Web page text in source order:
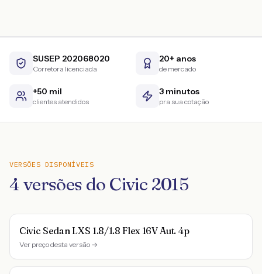
SUSEP 202068020
Corretora licenciada
20+ anos
de mercado
+50 mil
clientes atendidos
3 minutos
pra sua cotação
VERSÕES DISPONÍVEIS
4versões do Civic 2015
Civic Sedan LXS 1.8/1.8 Flex 16V Aut. 4p
Ver preço desta versão →